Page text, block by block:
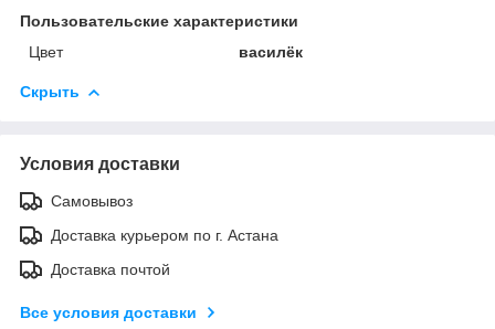
Пользовательские характеристики
Цвет
василёк
Скрыть
Условия доставки
Самовывоз
Доставка курьером по г. Астана
Доставка почтой
Все условия доставки